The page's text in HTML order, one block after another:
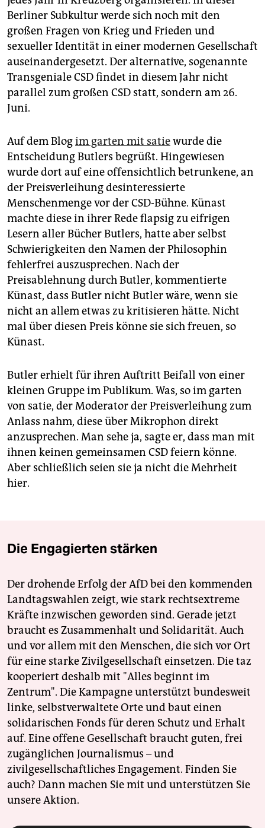
Berliner Subkultur werde sich noch mit den
großen Fragen von Krieg und Frieden und
sexueller Identität in einer modernen Gesellschaft
auseinandergesetzt. Der alternative, sogenannte
Transgeniale CSD findet in diesem Jahr nicht
parallel zum großen CSD statt, sondern am 26.
Juni.
Auf dem Blogim garten mit satiewurde die
Entscheidung Butlers begrüßt. Hingewiesen
wurde dort auf eine offensichtlich betrunkene, an
der Preisverleihung desinteressierte
Menschenmenge vor der CSD-Bühne. Künast
machte diese in ihrer Rede flapsig zu eifrigen
Lesern aller Bücher Butlers, hatte aber selbst
Schwierigkeiten den Namen der Philosophin
fehlerfrei auszusprechen. Nach der
Preisablehnung durch Butler, kommentierte
Künast, dass Butler nicht Butler wäre, wenn sie
nicht an allem etwas zu kritisieren hätte. Nicht
mal über diesen Preis könne sie sich freuen, so
Künast.
Butler erhielt für ihren Auftritt Beifall von einer
kleinen Gruppe im Publikum. Was, so im garten
von satie, der Moderator der Preisverleihung zum
Anlass nahm, diese über Mikrophon direkt
anzusprechen. Man sehe ja, sagte er, dass man mit
ihnen keinen gemeinsamen CSD feiern könne.
Aber schließlich seien sie ja nicht die Mehrheit
hier.
Die Engagierten stärken
Der drohende Erfolg der AfD bei den kommenden
Landtagswahlen zeigt, wie stark rechtsextreme
Kräfte inzwischen geworden sind. Gerade jetzt
braucht es Zusammenhalt und Solidarität. Auch
und vor allem mit den Menschen, die sich vor Ort
für eine starke Zivilgesellschaft einsetzen. Die taz
kooperiert deshalb mit "Alles beginnt im
Zentrum". Die Kampagne unterstützt bundesweit
linke, selbstverwaltete Orte und baut einen
solidarischen Fonds für deren Schutz und Erhalt
auf. Eine offene Gesellschaft braucht guten, frei
zugänglichen Journalismus – und
zivilgesellschaftliches Engagement. Finden Sie
auch? Dann machen Sie mit und unterstützen Sie
unsere Aktion.